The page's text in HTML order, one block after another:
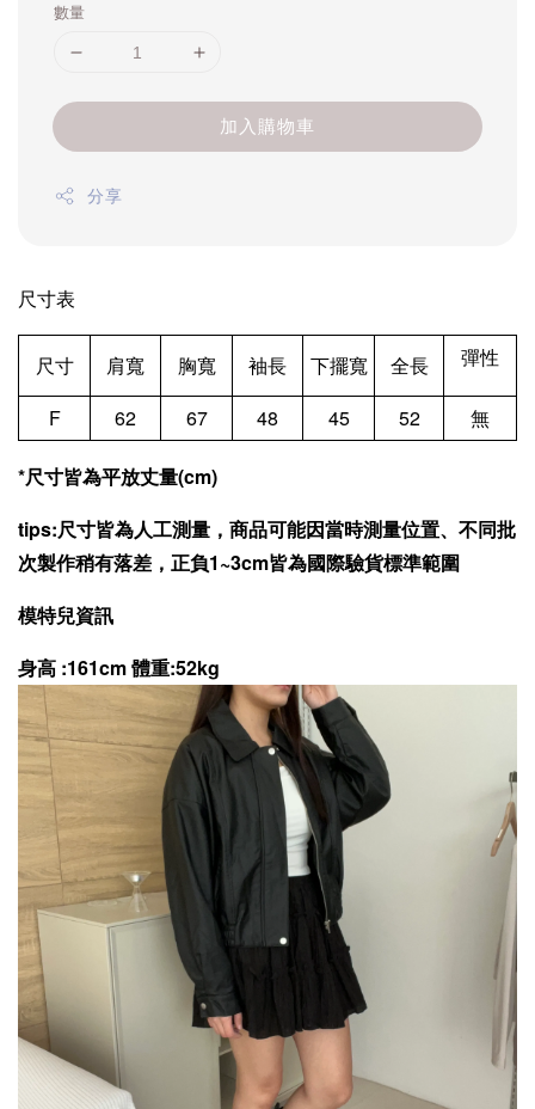
數量
加入購物車
分享
尺寸表
尺寸 肩寬 胸寬 袖長 下擺寬 全長 彈性
F 62 67 48 45 52 無
*尺寸皆為平放丈量(cm)
tips:尺寸皆為人工測量，商品可能因當時測量位置、不同批
次製作稍有落差，正負1~3cm皆為國際驗貨標準範圍
模特兒資訊
身高 :161cm 體重:52kg